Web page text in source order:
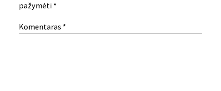
pažymėti *
Komentaras *